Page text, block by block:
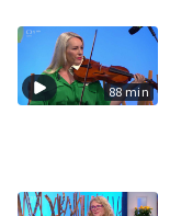
88 min